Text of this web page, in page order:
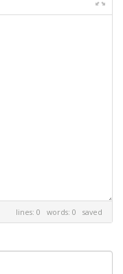
lines: 0 words: 0 saved